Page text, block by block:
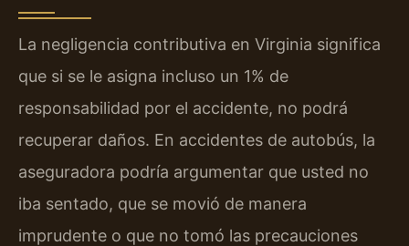
La negligencia contributiva en Virginia significa
que si se le asigna incluso un 1% de
responsabilidad por el accidente, no podrá
recuperar daños. En accidentes de autobús, la
aseguradora podría argumentar que usted no
iba sentado, que se movió de manera
imprudente o que no tomó las precauciones